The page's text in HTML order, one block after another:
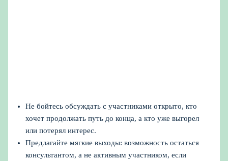
Не бойтесь обсуждать с участниками открыто, кто
хочет продолжать путь до конца, а кто уже выгорел
или потерял интерес.
Предлагайте мягкие выходы: возможность остаться
консультантом, а не активным участником, если